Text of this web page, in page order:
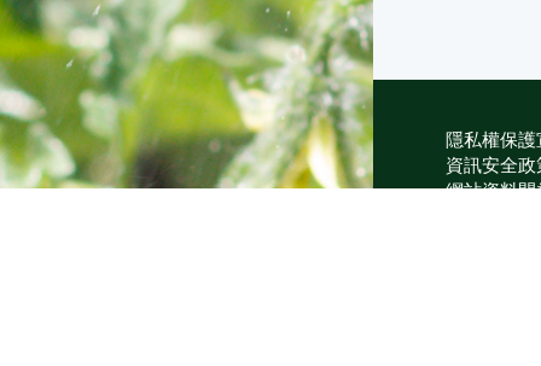
隱私權保護
資訊安全政
網站資料開